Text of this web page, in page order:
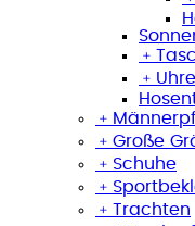
﹢
﹢
﹢
﹢ Große
﹢ Schuhe
﹢
﹢ Trachten